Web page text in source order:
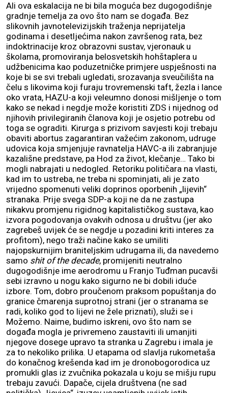
Ali ova eskalacija ne bi bila moguća bez dugogodišnje
gradnje temelja za ovo što nam se događa. Bez
slikovnih javnotelevizijskih traženja neprijatelja
godinama i desetljećima nakon završenog rata, bez
indoktrinacije kroz obrazovni sustav, vjeronauk u
školama, promoviranja belosvetskih hohštaplera u
udžbenicima kao poduzetničke primjere uspješnosti na
koje bi se svi trebali ugledati, srozavanja sveučilišta na
čelu s likovima koji furaju trovremenski taft, žezla i lance
oko vrata, HAZU-a koji veleumno donosi mišljenje o tom
kako se nekad i negdje može koristiti ZDS i nijednog od
njihovih privilegiranih članova koji je osjetio potrebu od
toga se ograditi. Kirurga s prizivom savjesti koji trebaju
obaviti abortus zagarantiran važećim zakonom, udruge
udovica koja smjenjuje ravnatelja HAVC-a ili zabranjuje
kazališne predstave, pa Hod za život, klečanje… Tako bi
mogli nabrajati u nedogled. Retoriku političara na vlasti,
kad im to ustreba, ne treba ni spominjati, ali je zato
vrijedno spomenuti veliki doprinos oporbenih „lijevih“
stranaka. Prije svega SDP-a koji ne da ne zastupa
nikakvu promjenu rigidnog kapitalističkog sustava, kao
izvora pogodovanja ovakvih odnosa u društvu (jer ako
zagrebeš uvijek će se negdje u pozadini kriti interes za
profitom), nego traži načine kako se umiliti
najopskurnijim braniteljskim udrugama ili, da navedemo
samo shit of the decade, promijeniti neutralno
dugogodišnje ime aerodromu u Franjo Tuđman pucavši
sebi izravno u nogu kako sigurno ne bi dobili iduće
izbore. Tom, dobro proučenom praksom popuštanja do
granice čmarenja suprotnoj strani (jer o stranama se
radi, koliko god to lijevi ne žele priznati), služi se i
Možemo. Naime, budimo iskreni, ovo što nam se
događa mogla je privremeno zaustaviti ili umanjiti
njegove dosege upravo ta stranka u Zagrebu i imala je
za to nekoliko prilika. U etapama od slavlja rukometaša
do konačnog krešenda kad im je dronobogorodica uz
promukli glas iz zvučnika pokazala u koju se mišju rupu
trebaju zavući. Dapače, cijela društvena (ne sad